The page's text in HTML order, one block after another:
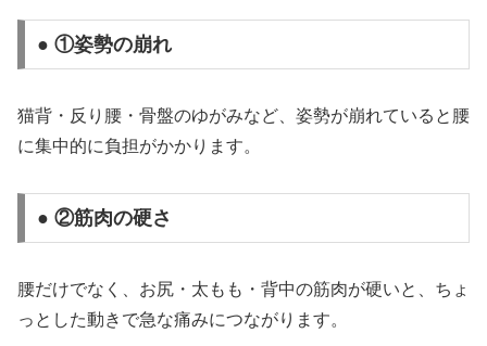
● ①姿勢の崩れ
猫背・反り腰・骨盤のゆがみなど、姿勢が崩れていると腰
に集中的に負担がかかります。
● ②筋肉の硬さ
腰だけでなく、お尻・太もも・背中の筋肉が硬いと、ちょ
っとした動きで急な痛みにつながります。